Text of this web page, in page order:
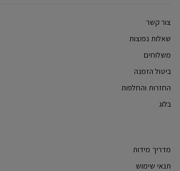
צור קשר
שאלות נפוצות
משלוחים
ביטול הזמנה
החזרות והחלפות
בלוג
מדריך מידות
תנאי שימוש